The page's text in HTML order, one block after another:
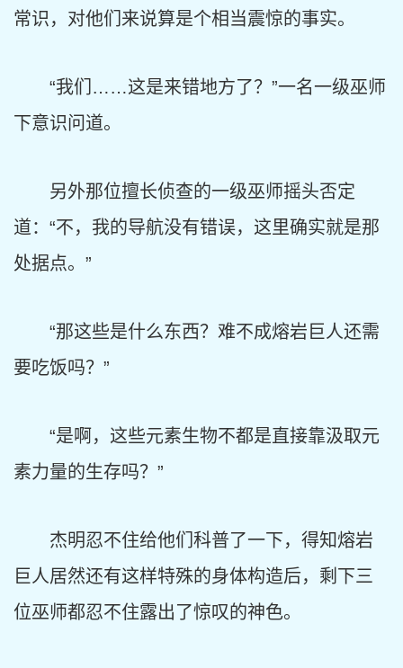
常识，对他们来说算是个相当震惊的事实。
“我们……这是来错地方了？”一名一级巫师
下意识问道。
另外那位擅长侦查的一级巫师摇头否定
道：“不，我的导航没有错误，这里确实就是那
处据点。”
“那这些是什么东西？难不成熔岩巨人还需
要吃饭吗？”
“是啊，这些元素生物不都是直接靠汲取元
素力量的生存吗？”
杰明忍不住给他们科普了一下，得知熔岩
巨人居然还有这样特殊的身体构造后，剩下三
位巫师都忍不住露出了惊叹的神色。